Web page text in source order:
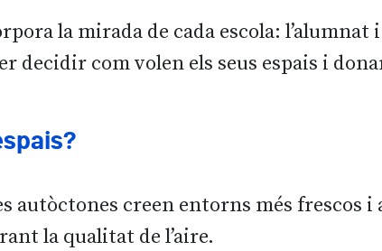
la mirada de cada escola: l’alumnat
decidir com volen els seus espais i
autòctones creen entorns més frescos
la qualitat de l’aire.